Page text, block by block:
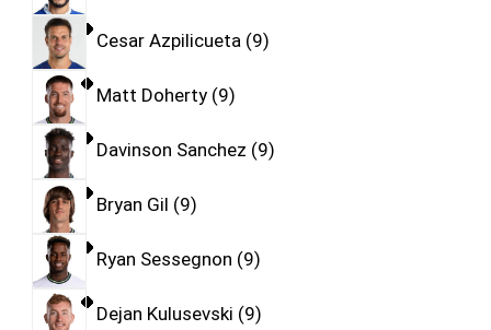
Cesar Azpilicueta 9
Matt Doherty 9
Davinson Sanchez 9
Bryan Gil 9
Ryan Sessegnon 9
Dejan Kulusevski 9